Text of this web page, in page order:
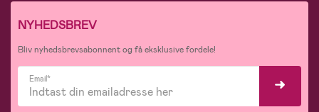
NYHEDSBREV
Bliv nyhedsbrevsabonnent og få eksklusive fordele!
Email*